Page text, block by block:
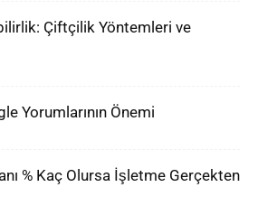
Çiftçilik Yöntemleri ve
Yorumlarının Önemi
% Kaç Olursa İşletme Gerçekten